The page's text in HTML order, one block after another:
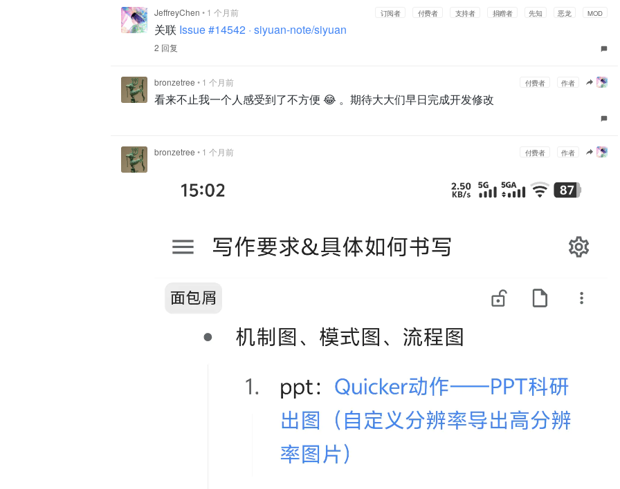
JeffreyChen • 1 个月前 订阅者 付费者 支持者 捐赠者 先知 恶龙 MOD
关联 Issue #14542 · siyuan-note/siyuan
2 回复
bronzetree • 1 个月前 付费者 作者
看来不止我一个人感受到了不方便 😂 。期待大大们早日完成开发修改
bronzetree • 1 个月前 付费者 作者